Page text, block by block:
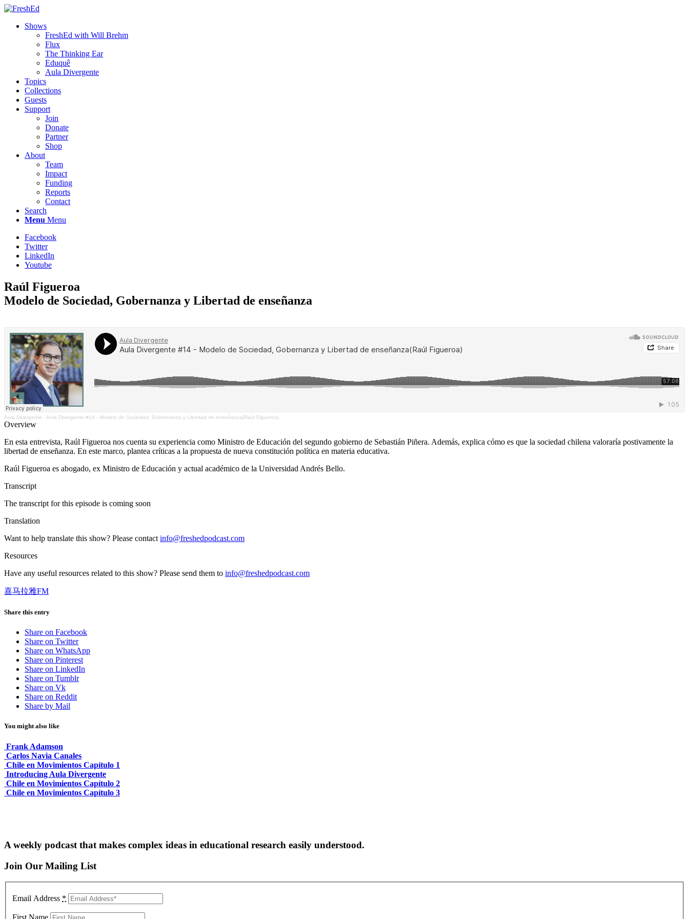
Shows
FreshEd with Will Brehm
Flux
The Thinking Ear
Eduquê
Aula Divergente
Topics
Collections
Guests
Support
Join
Donate
Partner
Shop
About
Team
Impact
Funding
Reports
Contact
Search
Menu Menu
Facebook
Twitter
LinkedIn
Youtube
Raúl Figueroa
Modelo de Sociedad, Gobernanza y Libertad de enseñanza
Aula Divergente · Aula Divergente #14 - Modelo de Sociedad, Gobernanza y Libertad de enseñanza(Raúl Figueroa)
Overview
En esta entrevista, Raúl Figueroa nos cuenta su experiencia como Ministro de Educación del segundo gobierno de Sebastián Piñera. Además, explica cómo es que la sociedad chilena valoraría postivamente la
libertad de enseñanza. En este marco, plantea críticas a la propuesta de nueva constitución política en materia educativa.
Raúl Figueroa es abogado, ex Ministro de Educación y actual académico de la Universidad Andrés Bello.
Transcript
The transcript for this episode is coming soon
Translation
Want to help translate this show? Please contact info@freshedpodcast.com
Resources
Have any useful resources related to this show? Please send them to info@freshedpodcast.com
喜马拉雅FM
Share this entry
Share on Facebook
Share on Twitter
Share on WhatsApp
Share on Pinterest
Share on LinkedIn
Share on Tumblr
Share on Vk
Share on Reddit
Share by Mail
You might also like
Frank Adamson
Carlos Navia Canales
Chile en Movimientos Capítulo 1
Introducing Aula Divergente
Chile en Movimientos Capítulo 2
Chile en Movimientos Capítulo 3
A weekly podcast that makes complex ideas in educational research easily understood.
Join Our Mailing List
Email Address *